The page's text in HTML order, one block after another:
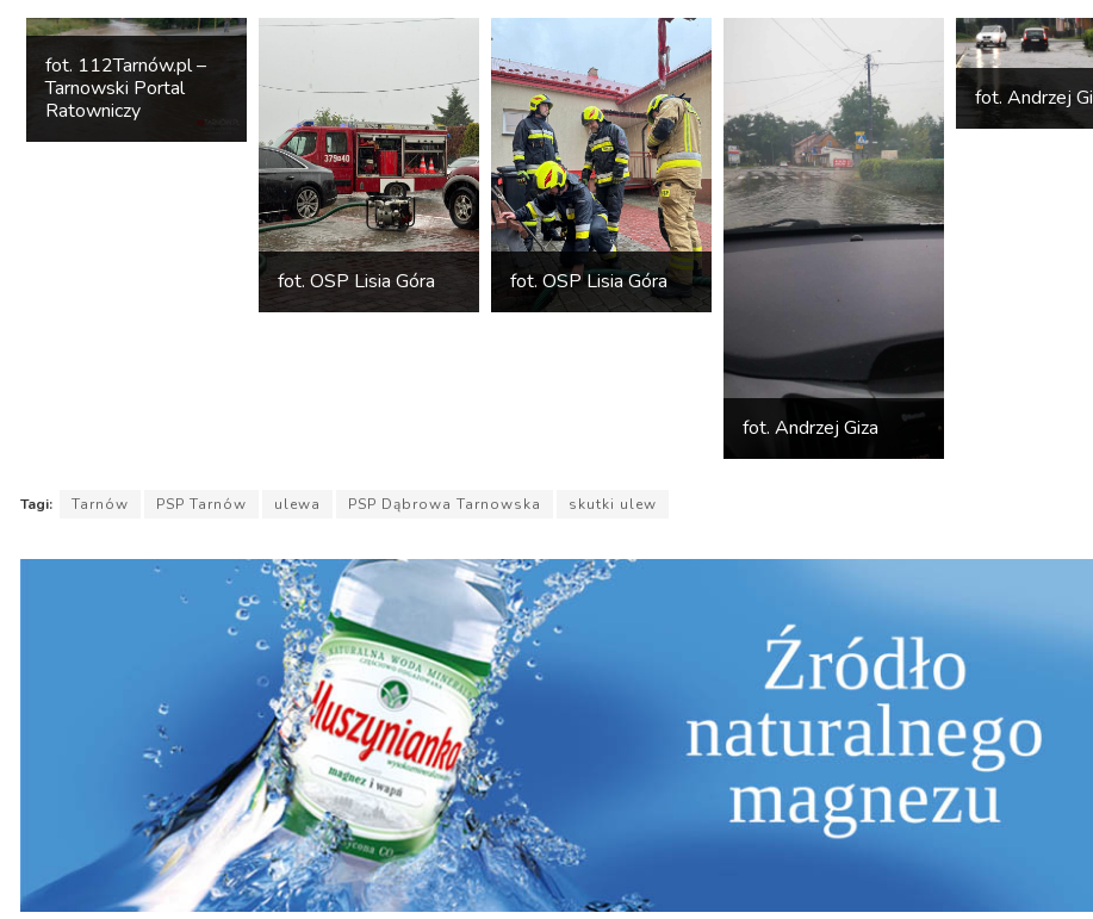
fot. 112Tarnów.pl –
Tarnowski Portal
Ratowniczy
fot. OSP Lisia Góra fot. OSP Lisia Góra
fot. Andrzej Giza
fot. Andrzej
Tagi: Tarnów PSP Tarnów ulewa PSP Dąbrowa Tarnowska skutki ulew